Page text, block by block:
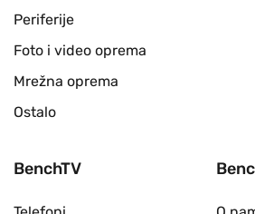
Periferije
Foto i video oprema
Mrežna oprema
Ostalo
BenchTV